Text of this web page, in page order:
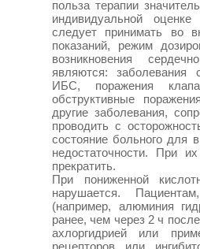
польза терапии
индивидуальной
следует принимать во
показаний, режим
возникновения
являются: заболевания
ИБС, поражения
обструктивные
другие заболевания,
проводить с
состояние больного для
недостаточности. При
прекратить.
При пониженной
нарушается.
(например, алюминия
ранее, чем через 2 ч
ахлоргидрией или